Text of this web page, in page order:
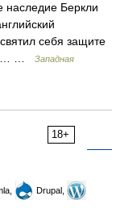
наследие Беркли
себя защите
…
Западная
18+
Drupal,